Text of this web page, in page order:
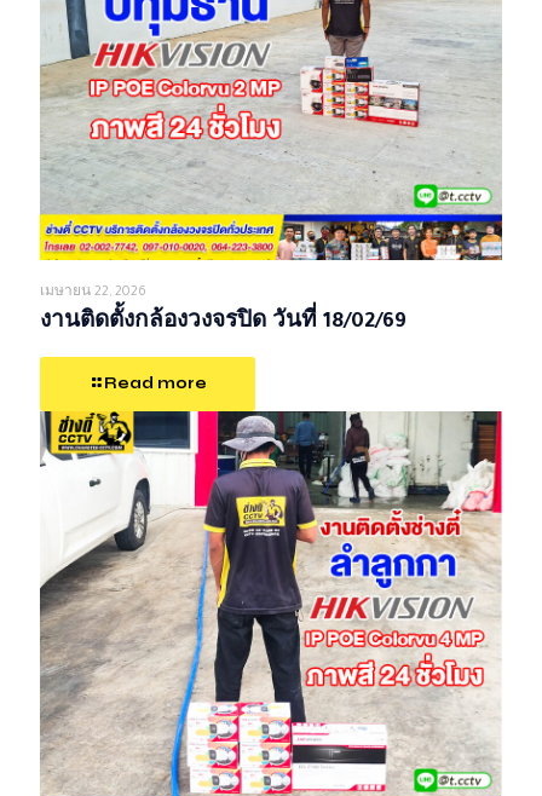
เมษายน 22, 2026
งานติดตั้งกล้องวงจรปิด วันที่ 18/02/69
Read more